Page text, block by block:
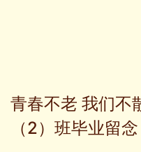
青春不老 我们不
（2）班毕业留念